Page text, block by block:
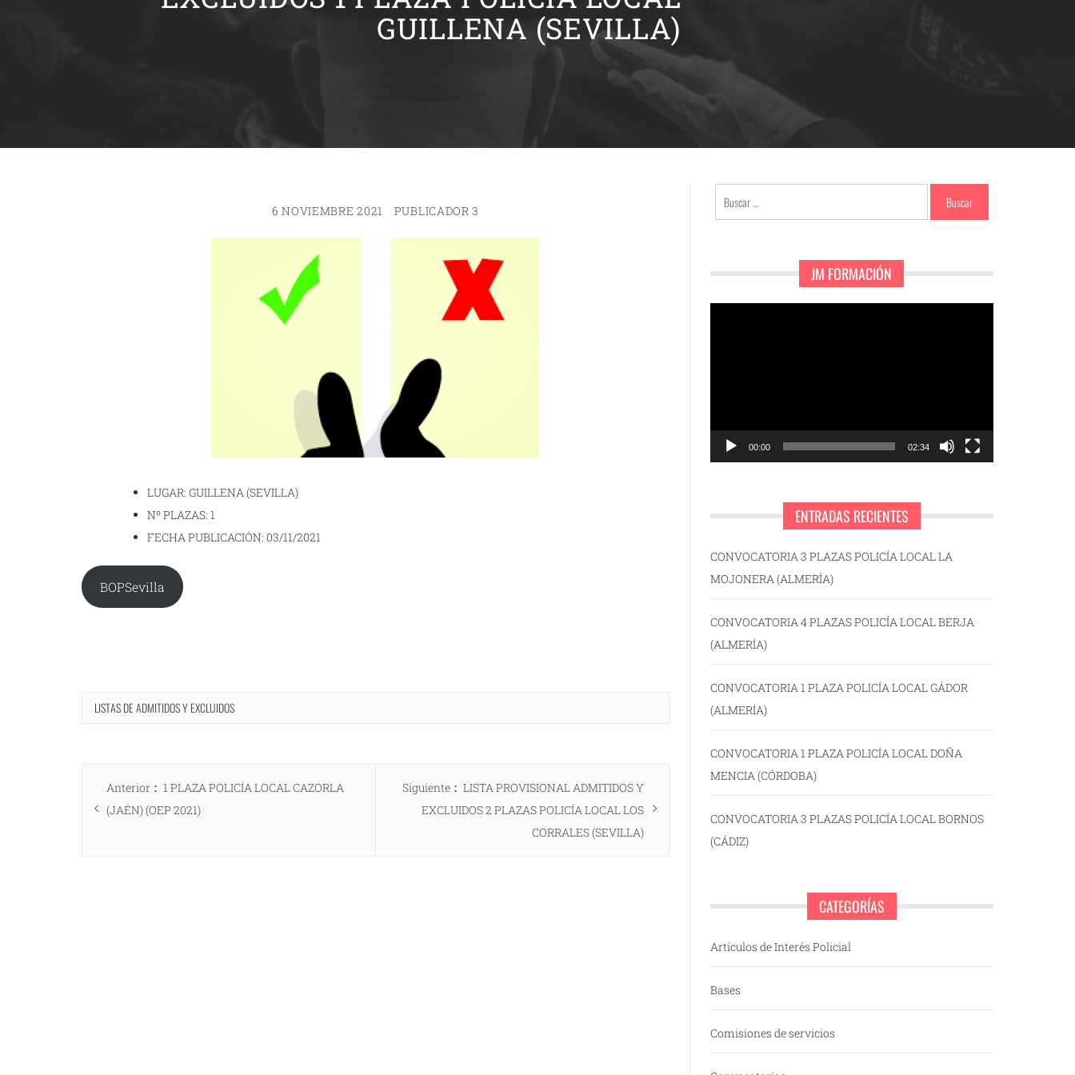
GUILLENA (SEVILLA)
6 NOVIEMBRE 2021 PUBLICADOR 3
LUGAR: GUILLENA (SEVILLA)
Nº PLAZAS: 1
FECHA PUBLICACIÓN: 03/11/2021
BOPSevilla
LISTAS DE ADMITIDOS Y EXCLUIDOS
Navegación
de Anterior
Entrada
anterior:
1 PLAZA POLICÍA LOCAL CAZORLA
(JAÉN) (OEP 2021)
Siguiente
Entrada
siguiente:
LISTA PROVISIONAL ADMITIDOS Y
EXCLUIDOS 2 PLAZAS POLICÍA LOCAL LOS
CORRALES (SEVILLA)
Buscar:
JM FORMACIÓN
00:00 02:34
ENTRADAS RECIENTES
CONVOCATORIA 3 PLAZAS POLICÍA LOCAL LA
MOJONERA (ALMERÍA)
CONVOCATORIA 4 PLAZAS POLICÍA LOCAL BERJA
(ALMERÍA)
CONVOCATORIA 1 PLAZA POLICÍA LOCAL GÁDOR
(ALMERÍA)
CONVOCATORIA 1 PLAZA POLICÍA LOCAL DOÑA
MENCIA (CÓRDOBA)
CONVOCATORIA 3 PLAZAS POLICÍA LOCAL BORNOS
(CÁDIZ)
CATEGORÍAS
Artículos de Interés Policial
Bases
Comisiones de servicios